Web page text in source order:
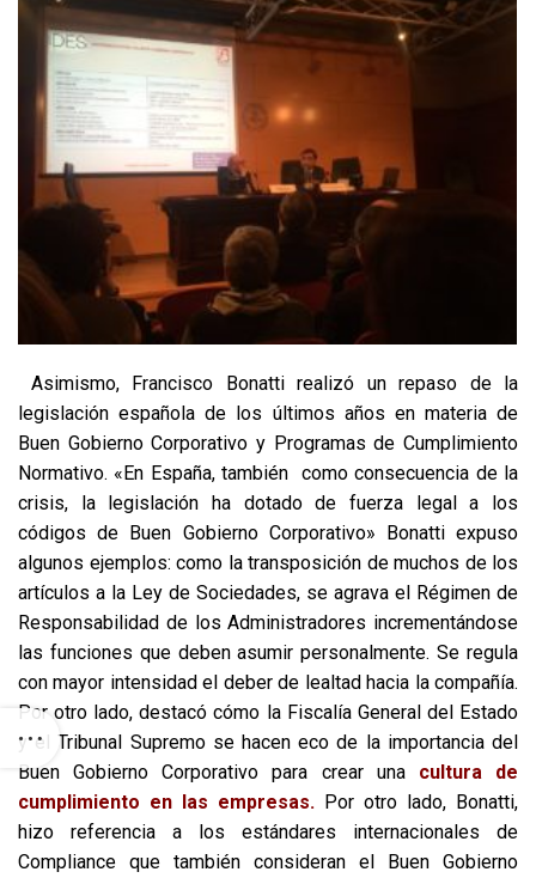
Asimismo, Francisco Bonatti realizó un repaso de la
legislación española de los últimos años en materia de
Buen Gobierno Corporativo y Programas de Cumplimiento
Normativo. «En España, también como consecuencia de la
crisis, la legislación ha dotado de fuerza legal a los
códigos de Buen Gobierno Corporativo» Bonatti expuso
algunos ejemplos: como la transposición de muchos de los
artículos a la Ley de Sociedades, se agrava el Régimen de
Responsabilidad de los Administradores incrementándose
las funciones que deben asumir personalmente. Se regula
con mayor intensidad el deber de lealtad hacia la compañía.
Por otro lado, destacó cómo la Fiscalía General del Estado
y el Tribunal Supremo se hacen eco de la importancia del
Buen Gobierno Corporativo para crear una cultura de
cumplimiento en las empresas. Por otro lado, Bonatti,
hizo referencia a los estándares internacionales de
Compliance que también consideran el Buen Gobierno